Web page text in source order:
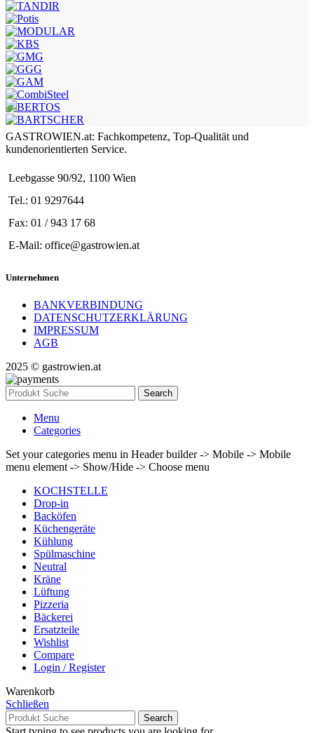
GASTROWIEN.at: Fachkompetenz, Top-Qualität und
kundenorientierten Service.
Leebgasse 90/92, 1100 Wien
Tel.: 01 9297644
Fax: 01 / 943 17 68
E-Mail: office@gastrowien.at
Unternehmen
BANKVERBINDUNG
DATENSCHUTZERKLÄRUNG
IMPRESSUM
AGB
2025 © gastrowien.at
Search
Menu
Categories
Set your categories menu in Header builder -> Mobile -> Mobile
menu element -> Show/Hide -> Choose menu
KOCHSTELLE
Drop-in
Backöfen
Küchengeräte
Kühlung
Spülmaschine
Neutral
Kräne
Lüftung
Pizzeria
Bäckerei
Ersatzteile
Wishlist
Compare
Login / Register
Warenkorb
Schließen
Search